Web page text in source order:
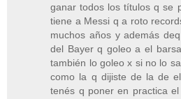
ganar todos los títulos q se
tiene a Messi q a roto
muchos años y además
del Bayer q goleo a el
también lo goleo x si no lo
como la q dijiste de la de
tenés q poner en practica